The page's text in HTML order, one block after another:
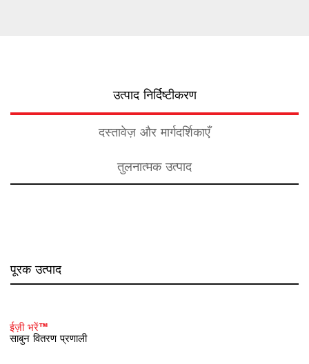
उत्पाद निर्दिष्टीकरण
दस्तावेज़ और मार्गदर्शिकाएँ
तुलनात्मक उत्पाद
पूरक उत्पाद
ईज़ी भरें™
साबुन वितरण प्रणाली